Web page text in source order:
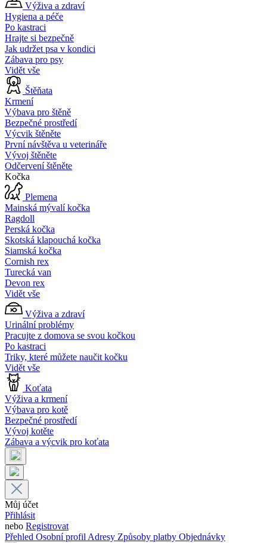
Výživa a zdraví
Hygiena a péče
Po kastraci
Hrajte si bezpečně
Jak udržet psa v kondici
Zábava pro psy
Vidět vše
Štěňata
Krmení
Výbava pro štěně
Bezpečné prostředí
Výcvik štěněte
První návštěva u veterináře
Vývoj štěněte
Odčervení štěněte
Kočka
Plemena
Mainská mývalí kočka
Ragdoll
Perská kočka
Skotská klapouchá kočka
Siamská kočka
Cornish rex
Turecká van
Devon rex
Vidět vše
Výživa a zdraví
Urinální problémy
Pracujte z domova se svou kočkou
Po kastraci
Triky, které můžete naučit kočku
Vidět vše
Koťata
Výživa a krmení
Výbava pro kotě
Bezpečné prostředí
Vývoj kotěte
Zábava a výcvik pro koťata
Můj účet
Přihlásit
nebo Registrovat
Přehled Osobní profilAdresy Způsoby platby Objednávky